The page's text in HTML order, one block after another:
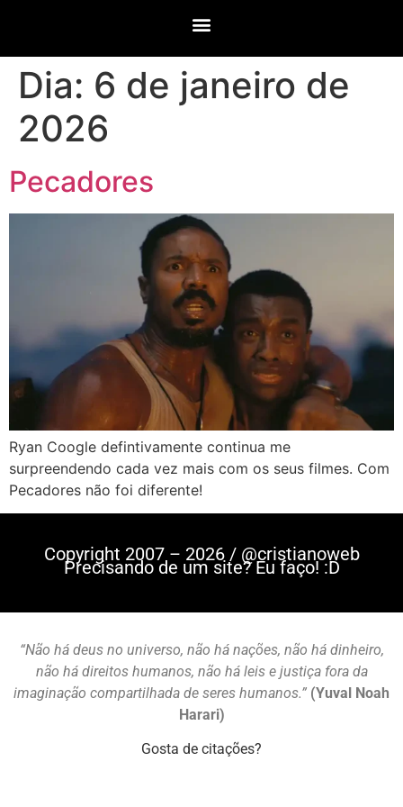
Dia: 6 de janeiro de
2026
Pecadores
Ryan Coogle defintivamente continua me
surpreendendo cada vez mais com os seus filmes. Com
Pecadores não foi diferente!
Copyright 2007 – 2026 / @cristianoweb
Precisando de um site? Eu faço! :D
“Não há deus no universo, não há nações, não há dinheiro,
não há direitos humanos, não há leis e justiça fora da
imaginação compartilhada de seres humanos.” (Yuval Noah
Harari)
Gosta de citações?